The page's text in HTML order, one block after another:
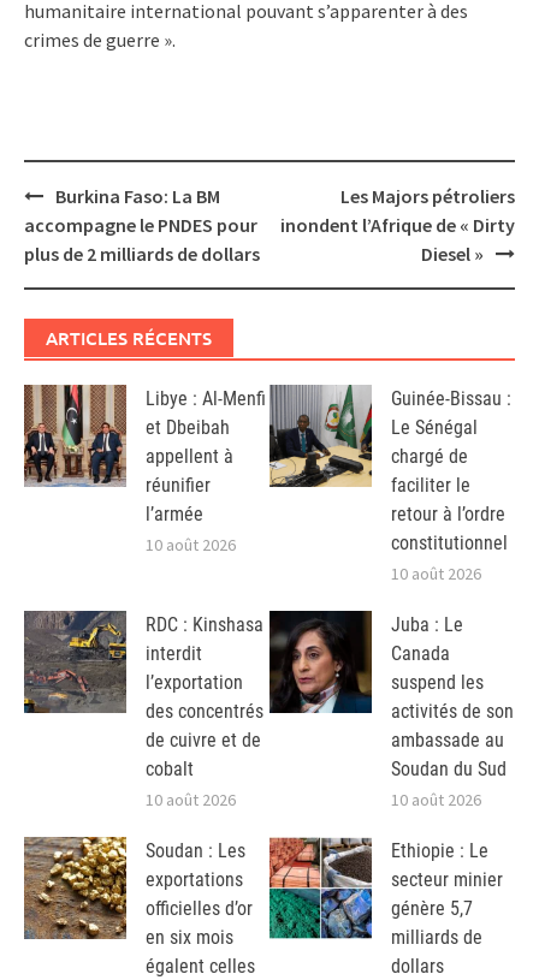
humanitaire international pouvant s’apparenter à des
crimes de guerre ».
Post
navigation
Burkina Faso: La BM
accompagne le PNDES pour
plus de 2 milliards de dollars
Les Majors pétroliers
inondent l’Afrique de « Dirty
Diesel »
ARTICLES RÉCENTS
Libye : Al-Menfi
et Dbeibah
appellent à
réunifier
l’armée
10 août 2026
Guinée-Bissau :
Le Sénégal
chargé de
faciliter le
retour à l’ordre
constitutionnel
10 août 2026
RDC : Kinshasa
interdit
l’exportation
des concentrés
de cuivre et de
cobalt
10 août 2026
Juba : Le
Canada
suspend les
activités de son
ambassade au
Soudan du Sud
10 août 2026
Soudan : Les
exportations
officielles d’or
en six mois
égalent celles
Ethiopie : Le
secteur minier
génère 5,7
milliards de
dollars